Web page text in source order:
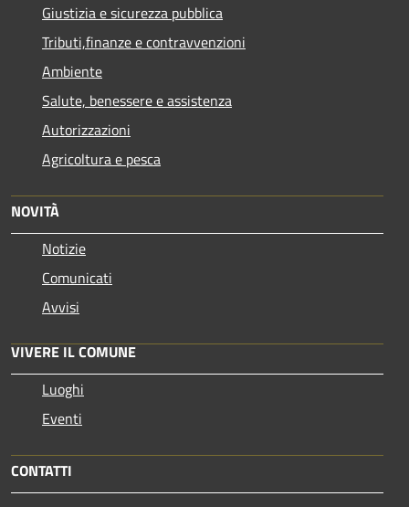
Giustizia e sicurezza pubblica
Tributi,finanze e contravvenzioni
Ambiente
Salute, benessere e assistenza
Autorizzazioni
Agricoltura e pesca
NOVITÀ
Notizie
Comunicati
Avvisi
VIVERE IL COMUNE
Luoghi
Eventi
CONTATTI